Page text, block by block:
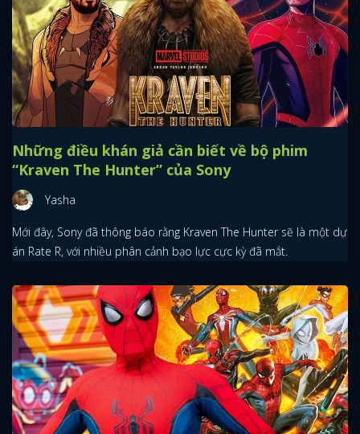
Những điều khán giả cần biết về bộ phim
“Kraven The Hunter” của Sony
Yasha
Mới đây, Sony đã thông báo rằng Kraven The Hunter sẽ là một dự
án Rate R, với nhiều phân cảnh bạo lực cực kỳ đã mắt.